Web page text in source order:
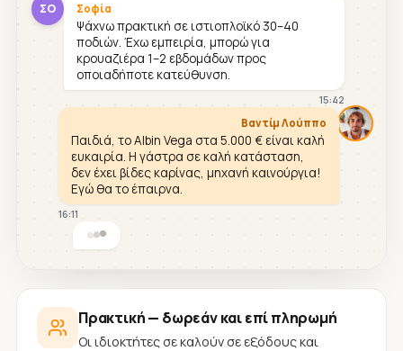
ΣΟ Σοφία
Ψάχνω πρακτική σε ιστιοπλοϊκό 30–40
ποδιών. Έχω εμπειρία, μπορώ για
κρουαζιέρα 1–2 εβδομάδων προς
οποιαδήποτε κατεύθυνση.
15:42
Βαντίμ Λούππο
Παιδιά, το Albin Vega στα 5.000 € είναι καλή
ευκαιρία. Η γάστρα σε καλή κατάσταση,
δεν έχει βίδες καρίνας, μηχανή καινούργια!
Εγώ θα το έπαιρνα.
16:11
Πρακτική — δωρεάν και επί πληρωμή
Οι ιδιοκτήτες σε καλούν σε εξόδους και